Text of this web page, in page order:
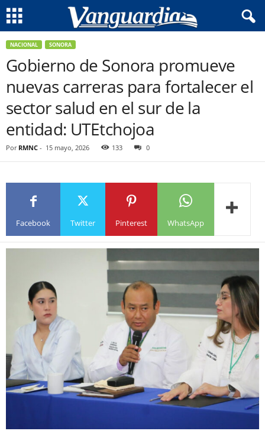
NACIONAL SONORA
Gobierno de Sonora promueve
nuevas carreras para fortalecer el
sector salud en el sur de la
entidad: UTEtchojoa
Por RMNC - 15 mayo, 2026 133 0
Facebook Twitter Pinterest WhatsApp